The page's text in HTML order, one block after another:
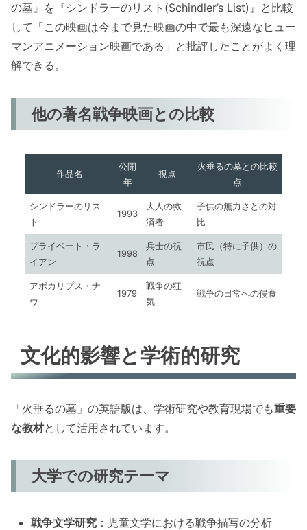
の墓』を『シンドラーのリスト(Schindler’s List)』と比較
して「この映画は今まで見た映画の中で最も深遠なヒュー
マンアニメーション映画である」と批評したことがよく理
解できる。
他の著名戦争映画との比較
作品名
公開
年
視点
火垂るの墓との比較
点
シンドラーのリス
ト
1993
大人の救
済者
子供の無力さとの対
比
プライベート・ラ
イアン
1998
兵士の視
点
市民（特に子供）の
視点
アポカリプス・ナ
ウ
1979
戦争の狂
気
戦争の日常への侵食
文化的影響と学術的研究
「火垂るの墓」の英語版は、学術研究や教育現場でも重要
な教材として活用されています。
大学での研究テーマ
戦争文学研究 ：児童文学における戦争描写の分析